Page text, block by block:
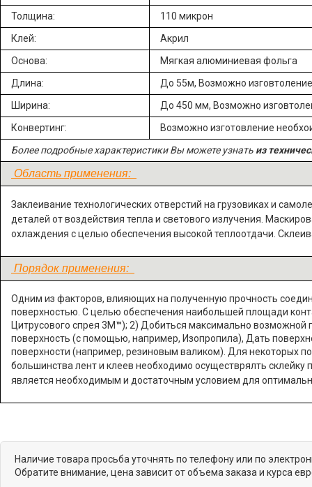
Толщина:
110 микрон
Клей:
Акрил
Основа:
Мягкая алюминиевая фольга
Длина:
До 55м, Возможно
Ширина:
До 450 мм, Возможно
Конвертинг:
Возможно изготовление
Более подробные характеристики Вы можете узнать из
Область применения:
Заклеивание технологических отверстий на грузовиках и
деталей от воздействия тепла и светового излучения.
охлаждения с целью обеспечения высокой теплоотдачи.
Порядок применения:
Одним из факторов, влияющих на полученную прочность
поверхностью. С целью обеспечения наибольшей площади
Цитрусового спрея 3М™); 2) Добиться максимально возможной
поверхность (с помощью, например, Изопропила), Дать
поверхности (например, резиновым валиком). Для некоторых
большинства лент и клеев необходимо осуществрялть
является необходимым и достаточным условием для
Наличие товара просьба уточнять по телефону или по
Обратите внимание, цена зависит от объема заказа и курса